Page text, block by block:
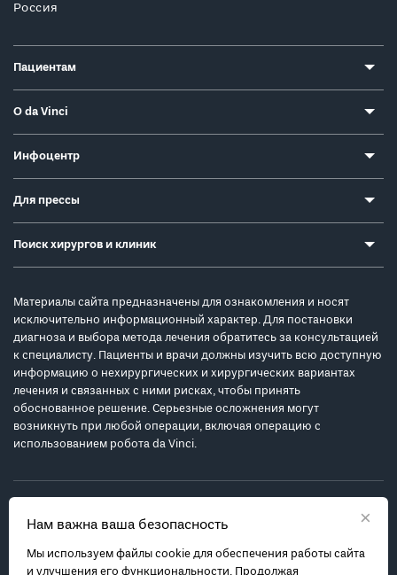
×
Нам важна ваша безопасность
Мы используем файлы cookie для обеспечения работы сайта
и улучшения его функциональности. Продолжая
Россия
Пациентам
О da Vinci
Инфоцентр
Для прессы
Поиск хирургов и клиник
Материалы сайта предназначены для ознакомления и носят
исключительно информационный характер. Для постановки
диагноза и выбора метода лечения обратитесь за консультацией
к специалисту. Пациенты и врачи должны изучить всю доступную
информацию о нехирургических и хирургических вариантах
лечения и связанных с ними рисках, чтобы принять
обоснованное решение. Серьезные осложнения могут
возникнуть при любой операции, включая операцию с
использованием робота da Vinci.
Политика обработки персональных данных